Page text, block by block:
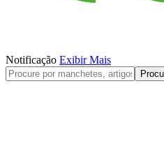
Notificação Exibir Mais